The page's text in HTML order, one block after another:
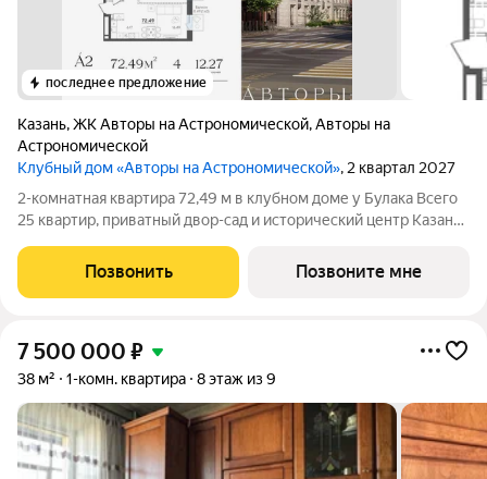
последнее предложение
Казань,ЖК Авторы на Астрономической,Авторы на
Астрономической
Клубный дом «Авторы на Астрономической», 2 квартал 2027
2-комнатная квартира 72,49 м в клубном доме у Булака Всего
25 квартир, приватный двор-сад и исторический центр Казани
кто выбирает редкость, архитектуру и качество каждой
детали. Продаётся
Позвонить Позвоните мне
7 500 000 ₽
38 м² 1-комн. квартира 8 этаж из 9